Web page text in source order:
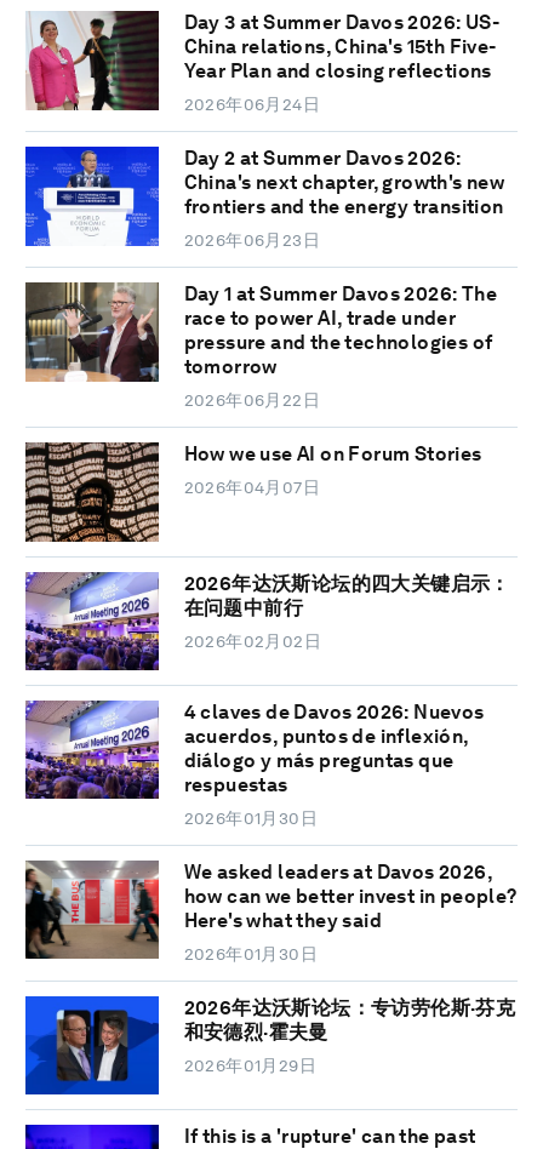
Day 3 at Summer Davos 2026: US-
China relations, China's 15th Five-
Year Plan and closing reflections
2026年06月24日
Day 2 at Summer Davos 2026:
China's next chapter, growth's new
frontiers and the energy transition
2026年06月23日
Day 1 at Summer Davos 2026: The
race to power AI, trade under
pressure and the technologies of
tomorrow
2026年06月22日
How we use AI on Forum Stories
2026年04月07日
2026年达沃斯论坛的四大关键启示：
在问题中前行
2026年02月02日
4 claves de Davos 2026: Nuevos
acuerdos, puntos de inflexión,
diálogo y más preguntas que
respuestas
2026年01月30日
We asked leaders at Davos 2026,
how can we better invest in people?
Here's what they said
2026年01月30日
2026年达沃斯论坛：专访劳伦斯·芬克
和安德烈·霍夫曼
2026年01月29日
If this is a 'rupture' can the past